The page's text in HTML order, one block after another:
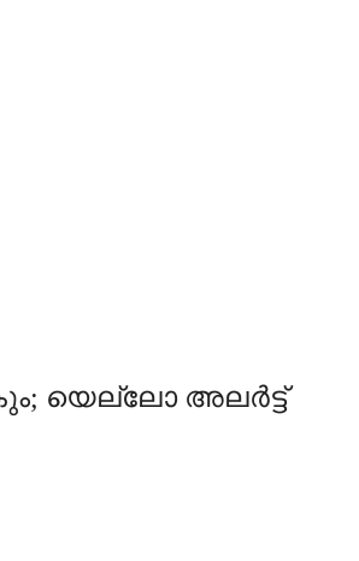
യെല്ലോ അലര്‍ട്ട്